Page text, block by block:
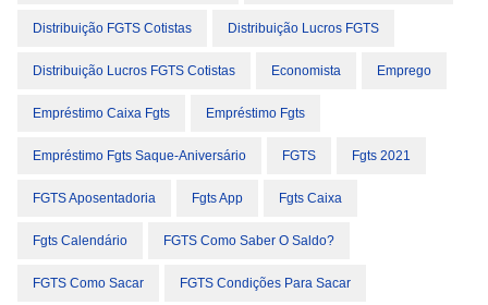
Distribuição FGTS Cotistas Distribuição Lucros FGTS
Distribuição Lucros FGTS Cotistas Economista Emprego
Empréstimo Caixa Fgts Empréstimo Fgts
Empréstimo Fgts Saque-Aniversário FGTS Fgts 2021
FGTS Aposentadoria Fgts App Fgts Caixa
Fgts Calendário FGTS Como Saber O Saldo?
FGTS Como Sacar FGTS Condições Para Sacar